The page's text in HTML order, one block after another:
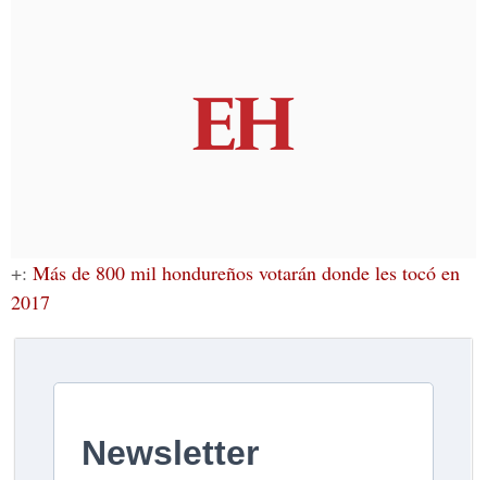
+: Más de 800 mil hondureños votarán donde les tocó en
2017